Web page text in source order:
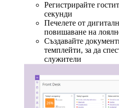
Регистрирайте
секунди
Печелете от
повишаване на
Създавайте
темплейти, за да
служители